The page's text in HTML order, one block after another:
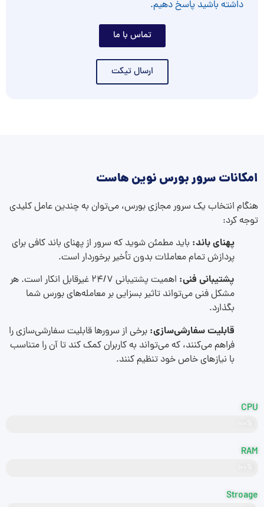
داشته باشید پاسخ دهیم.
تماس با ما
ارسال تیکت
امکانات سرور بورس نوین هاست
هنگام انتخاب یک سرور مجازی بورس، می‌توان به چندین عامل کلیدی
توجه کرد:
پهنای باند: باید مطمئن شوید که سرور از پهنای باند کافی برای
پردازش تمام معاملات بدون تأخیر برخوردار است.
پشتیبانی فنی:
اهمیت پشتیبانی ۲۴/۷ غیرقابل انکار است. هر
مشکل فنی می‌تواند تاثیر بسزایی بر معامله‌های بورس شما
بگذارد.
قابلیت سفارشی‌سازی: برخی از سرورها قابلیت سفارشی‌سازی را
فراهم می‌کنند، که می‌تواند به کاربران کمک کند تا آن را متناسب
با نیازهای خاص خود تنظیم کنند.
CPU
RAM
Stroage